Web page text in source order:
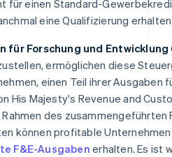
für einen Standard-
eine Qualifizierung
Forschung und Entwicklung
ermöglichen diese
einen Teil ihrer Ausgaben
His Majesty's Revenue and
des zusammengeführten
können profitable
F&E-Ausgaben erhalten. Es ist